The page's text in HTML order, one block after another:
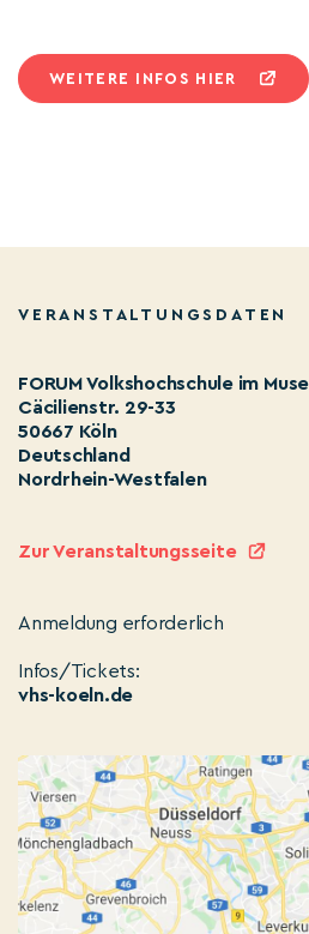
WEITERE INFOS HIER
VERANSTALTUNGSDATEN
FORUM Volkshochschule im
Cäcilienstr. 29-33
50667 Köln
Deutschland
Nordrhein-Westfalen
Zur Veranstaltungsseite
Anmeldung erforderlich
Infos/Tickets:
vhs-koeln.de